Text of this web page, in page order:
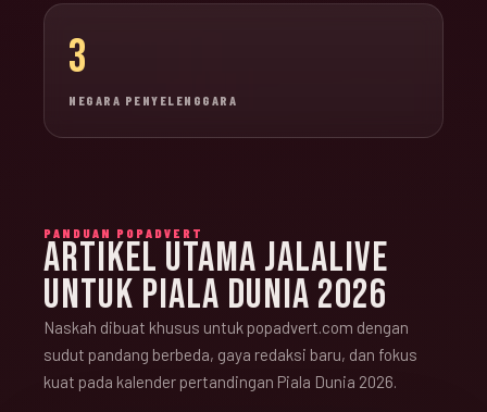
3
NEGARA PENYELENGGARA
PANDUAN POPADVERT
ARTIKEL UTAMA JALALIVE
UNTUK PIALA DUNIA 2026
Naskah dibuat khusus untuk popadvert.com dengan
sudut pandang berbeda, gaya redaksi baru, dan fokus
kuat pada kalender pertandingan Piala Dunia 2026.